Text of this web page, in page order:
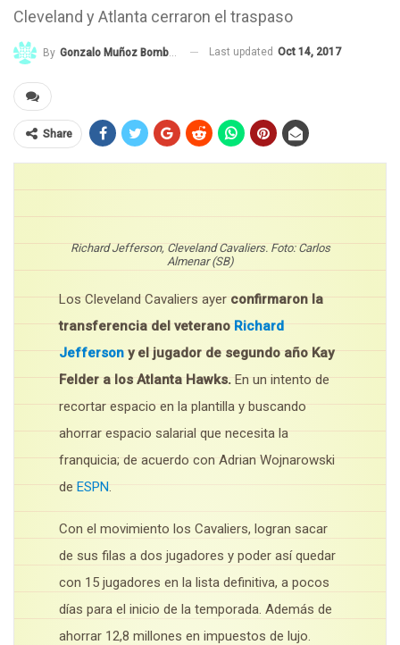
Cleveland y Atlanta cerraron el traspaso
By Gonzalo Muñoz Bombal Last updated Oct 14, 2017
Share
Richard Jefferson, Cleveland Cavaliers. Foto: Carlos
Almenar (SB)
Los Cleveland Cavaliers ayer confirmaron la
transferencia del veterano Richard
Jefferson y el jugador de segundo año Kay
Felder a los Atlanta Hawks. En un intento de
recortar espacio en la plantilla y buscando
ahorrar espacio salarial que necesita la
franquicia; de acuerdo con Adrian Wojnarowski
de ESPN.
Con el movimiento los Cavaliers, logran sacar
de sus filas a dos jugadores y poder así quedar
con 15 jugadores en la lista definitiva, a pocos
días para el inicio de la temporada. Además de
ahorrar 12,8 millones en impuestos de lujo.